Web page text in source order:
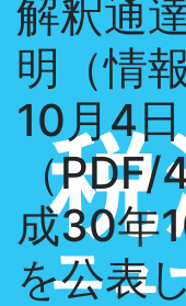
解釈通
明（情
10月4
（
成30年
を公表